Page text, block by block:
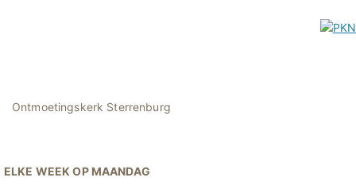
Ontmoetingskerk Sterrenburg
ELKE WEEK OP MAANDAG